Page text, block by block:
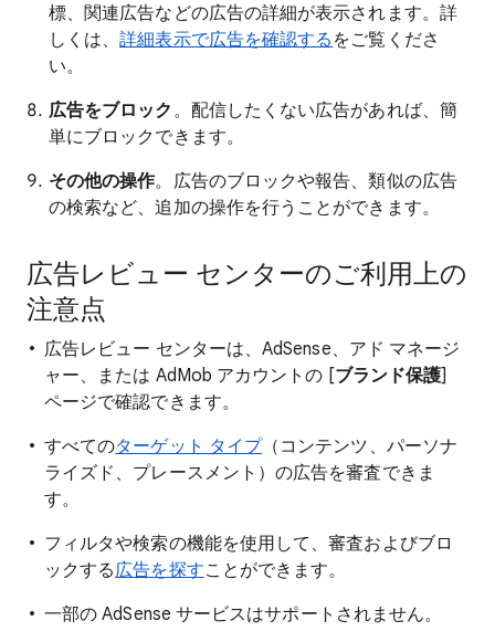
標、関連広告などの広告の詳細が表示されます。詳
しくは、詳細表示で広告を確認する をご覧くださ
い。
広告をブロック 。配信したくない広告があれば、簡
単にブロックできます。
その他の操作。広告のブロックや報告、類似の広告
の検索など、追加の操作を行うことができます。
広告レビュー センターのご利用上の
注意点
広告レビュー センターは、AdSense、アド マネージ
ャー、または AdMob アカウントの [ブランド保護]
ページで確認できます。
すべてのターゲット タイプ（コンテンツ、パーソナ
ライズド、プレースメント）の広告を審査できま
す。
フィルタや検索の機能を使用して、審査およびブロ
ックする広告を探すことができます。
一部の AdSense サービスはサポートされません。